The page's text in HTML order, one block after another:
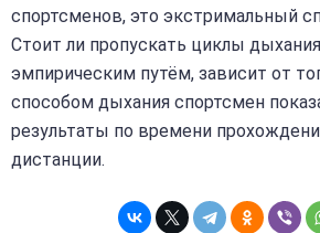
спортсменов, это экстримальный
Стоит ли пропускать циклы
эмпирическим путём, зависит от
способом дыхания спортсмен
результаты по времени
дистанции.